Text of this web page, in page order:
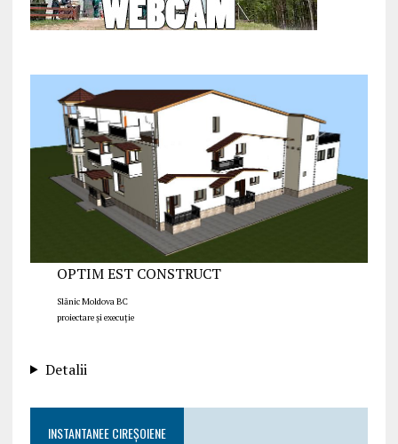
OPTIM EST CONSTRUCT
Slănic Moldova BC
proiectare și execuție
Detalii
INSTANTANEE CIREȘOIENE